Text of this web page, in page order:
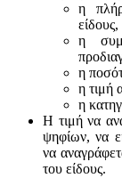
η
είδους,
η
η
η τιμή
η
Η τιμή να
ψηφίων, να
να
του είδους.